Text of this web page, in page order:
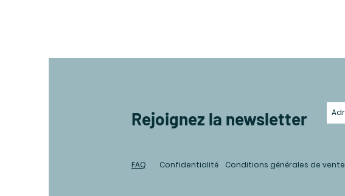
Rejoignez la newsletter
FAQ Confidentialité Conditions générales de vente